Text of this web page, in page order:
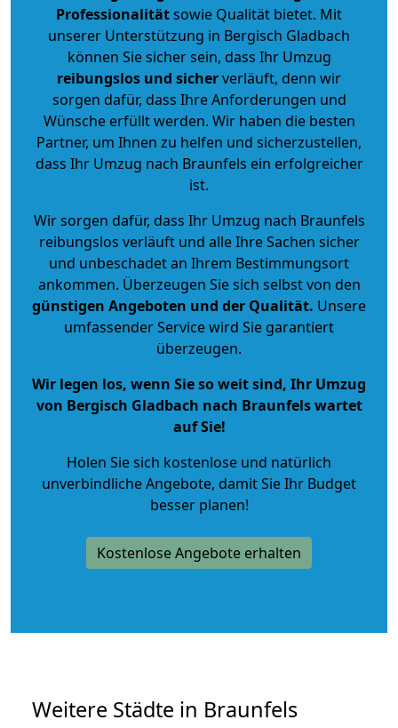
Professionalitätsowie Qualität bietet. Mit
unserer Unterstützung in Bergisch Gladbach
können Sie sicher sein, dass Ihr Umzug
reibungslos und sicherverläuft, denn wir
sorgen dafür, dass Ihre Anforderungen und
Wünsche erfüllt werden. Wir haben die besten
Partner, um Ihnen zu helfen und sicherzustellen,
dass Ihr Umzug nach Braunfels ein erfolgreicher
ist.
Wir sorgen dafür, dass Ihr Umzug nach Braunfels
reibungslos verläuft und alle Ihre Sachen sicher
und unbeschadet an Ihrem Bestimmungsort
ankommen. Überzeugen Sie sich selbst von den
günstigen Angeboten und der Qualität. Unsere
umfassender Service wird Sie garantiert
überzeugen.
Wir legen los, wenn Sie so weit sind, Ihr Umzug
von Bergisch Gladbach nach Braunfels wartet
auf Sie!
Holen Sie sich kostenlose und natürlich
unverbindliche Angebote, damit Sie Ihr Budget
besser planen!
Kostenlose Angebote erhalten
Weitere Städte in Braunfels